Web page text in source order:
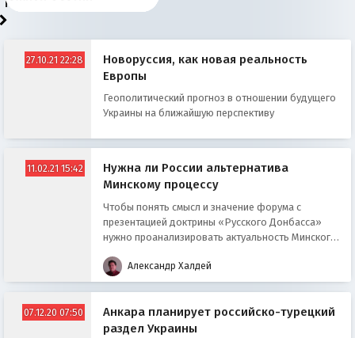
победители
27.10.21 22:28
Новоруссия, как новая реальность
Европы
Геополитический прогноз в отношении будущего
Украины на ближайшую перспективу
11.02.21 15:42
Нужна ли России альтернатива
Минскому процессу
Чтобы понять смысл и значение форума с
презентацией доктрины «Русского Донбасса»
нужно проанализировать актуальность Минского
Александр Халдей
07.12.20 07:50
Анкара планирует российско-турецкий
раздел Украины